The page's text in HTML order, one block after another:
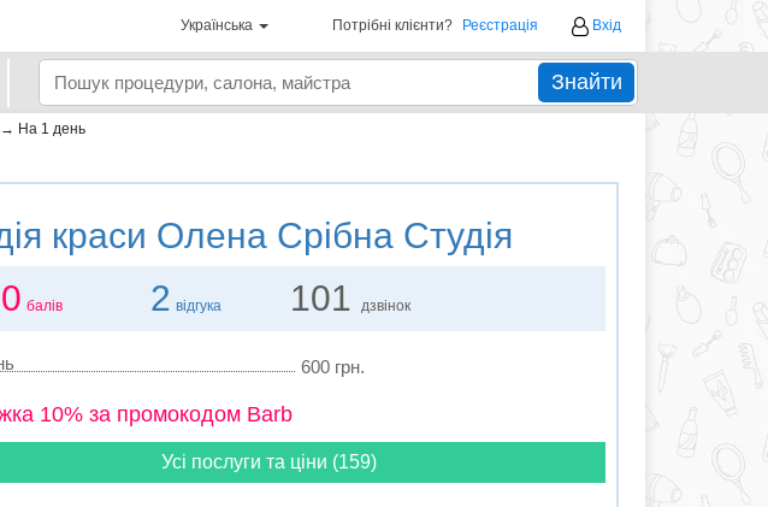
Українська Потрібні клієнти? Реєстрація Вхід
Знайти
→ На 1 день
краси Олена Срібна Студія
балів 2 відгука 101 дзвінок
600 грн.
10% за промокодом Barb
Усі послуги та ціни (159)